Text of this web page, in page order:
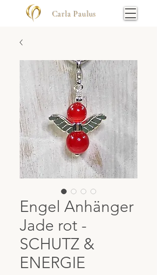
Carla Paulus
Engel Anhänger
Jade rot -
SCHUTZ &
ENERGIE